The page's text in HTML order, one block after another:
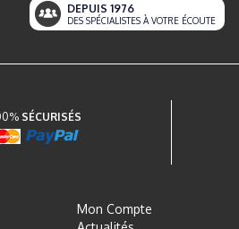
DEPUIS 1976
DES SPÉCIALISTES À VOTRE ÉCOUTE
SÉCURISÉS
Mon Compte